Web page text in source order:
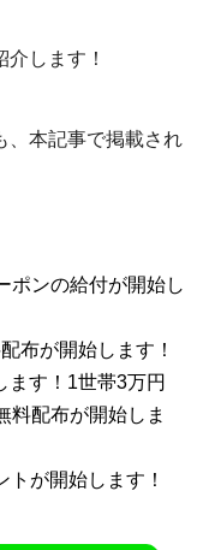
します！
、本記事で掲載され
ポンの給付が開始し
布が開始します！
ます！1世帯3万円
料配布が開始しま
トが開始します！